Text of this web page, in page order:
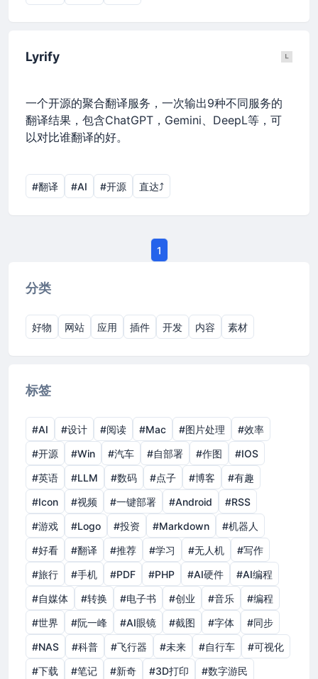
分类
好物 网站 应用 插件 开发 内容 素材
标签
#AI #设计 #阅读 #Mac #图片处理
#效率
#开源
#Win #汽车 #自部署 #作图
#IOS
#英语
#LLM #数码 #点子 #博客
#有趣
#Icon
#视频 #一键部署 #Android
#RSS
#游戏
#Logo #投资 #Markdown
#机器人
#好看
#翻译 #推荐 #学习 #无人机
#写作
#旅行
#手机 #PDF #PHP #AI硬件
#AI编程
#自媒体
#转换 #电子书 #创业 #音乐
#编程
#世界
#阮一峰 #AI眼镜 #截图 #字体
#同步
#NAS
#科普 #飞行器 #未来 #自行车
#可视化
#下载
#笔记 #新奇 #3D打印 #数字游民
Lyrify
一个开源的聚合翻译服务，一次输出9种不同服务的
翻译结果，包含ChatGPT，Gemini、DeepL等，可
以对比谁翻译的好。
#翻译 #AI #开源 直达⤴︎
1